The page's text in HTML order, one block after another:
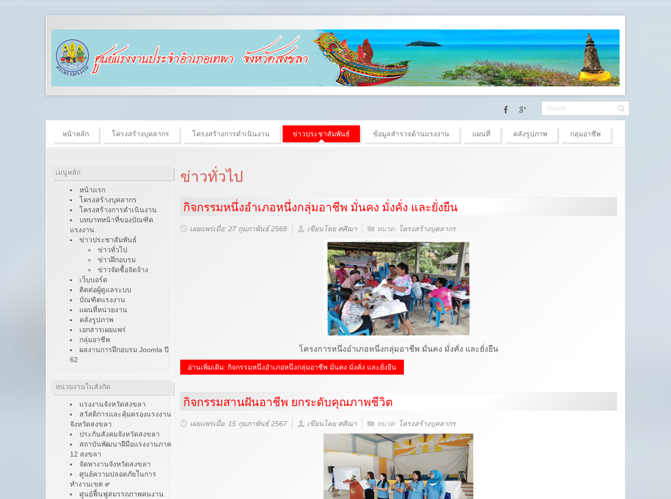
หน้าหลัก โครงสร้างบุคลากร โครงสร้างการดำเนินงาน ข่าวประชาสัมพันธ์ ข้อมูลสำรวจด้านแรงงาน แผนที่ คลังรูปภาพ กลุ่มอาชีพ
เมนูหลัก
หน้าแรก
โครงสร้างบุคลากร
โครงสร้างการดำเนินงาน
บทบาทหน้าที่ของบัณฑิต
แรงงาน
ข่าวประชาสัมพันธ์
ข่าวทั่วไป
ข่าวฝึกอบรม
ข่าวจัดซื้อจัดจ้าง
เว็บบอร์ด
ติดต่อผู้ดูแลระบบ
บัณฑิตแรงงาน
แผนที่หน่วยงาน
คลังรูปภาพ
เอกสารเผยแพร่
กลุ่มอาชีพ
ผลงานการฝึกอบรม Joomla ปี
62
หน่วยงานในสังกัด
แรงงานจังหวัดสงขลา
สวัสดิการและคุ้มครองแรงงาน
จังหวัดสงขลา
ประกันสังคมจังหวัดสงขลา
สถาบันพัฒนาฝีมือแรงงานภาค
12 สงขลา
จัดหางานจังหวัดสงขลา
ศูนย์ความปลอดภัยในการ
ทำงานเขต ๙
ศูนย์ฟื้นฟูสมรรถภาพคนงาน
ข่าวทั่วไป
กิจกรรมหนึ่งอำเภอหนึ่งกลุ่มอาชีพ มั่นคง มั่งคั่ง และยั่งยืน
เผยแพร่เมื่อ: 27 กุมภาพันธ์ 2568 เขียนโดย ศศิฌา หมวด: โครงสร้างบุคลากร
โครงการหนึ่งอำเภอหนึ่งกลุ่มอาชีพ มั่นคง มั่งคั่ง และยั่งยืน
อ่านเพิ่มเติม: กิจกรรมหนึ่งอำเภอหนึ่งกลุ่มอาชีพ มั่นคง มั่งคั่ง และยั่งยืน
กิจกรรมสานฝันอาชีพ ยกระดับคุณภาพชีวิต
เผยแพร่เมื่อ: 15 กุมภาพันธ์ 2567 เขียนโดย ศศิฌา หมวด: โครงสร้างบุคลากร